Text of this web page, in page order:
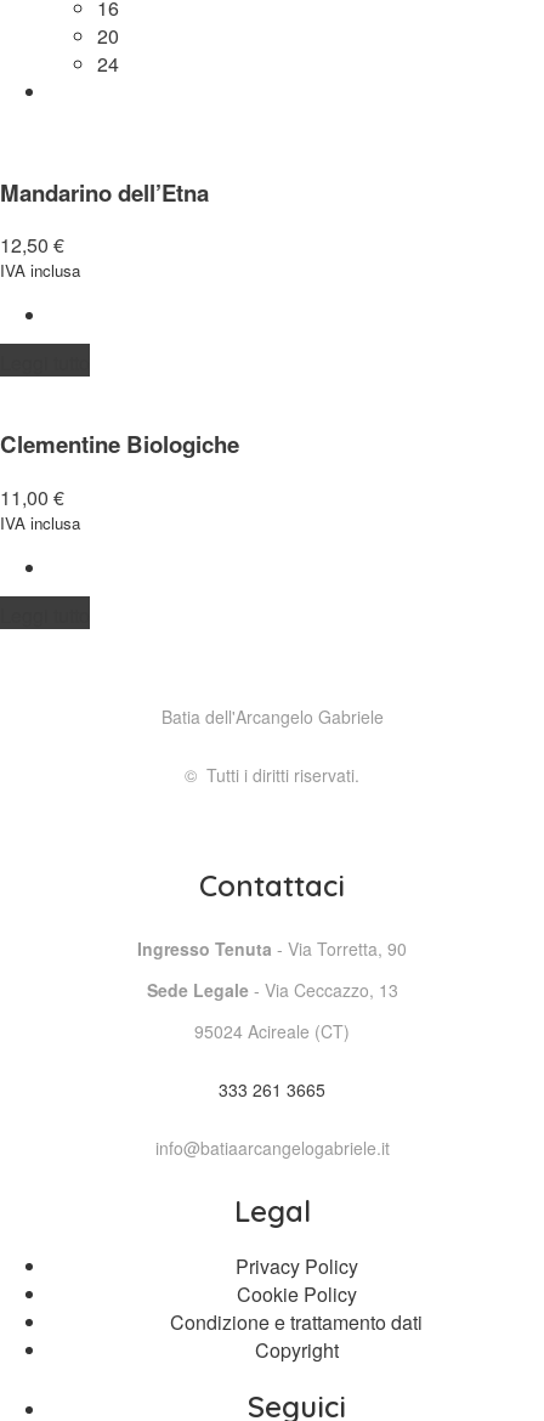
16
20
24
Mandarino dell’Etna
12,50 €
IVA inclusa
Clementine Biologiche
11,00 €
IVA inclusa
Batia dell'Arcangelo Gabriele
© Tutti i diritti riservati.
Contattaci
Ingresso Tenuta - Via Torretta, 90
Sede Legale- Via Ceccazzo, 13
95024 Acireale (CT)
333 261 3665
info@batiaarcangelogabriele.it
Legal
Privacy Policy
Cookie Policy
Condizione e trattamento dati
Copyright
Seguici